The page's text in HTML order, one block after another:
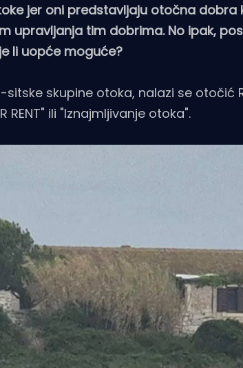
jer oni predstavljaju otočna dobra
upravljanja tim dobrima. No ipak,
li uopće moguće?
skupine otoka, nalazi se otočić
RENT" ili "Iznajmljivanje otoka".